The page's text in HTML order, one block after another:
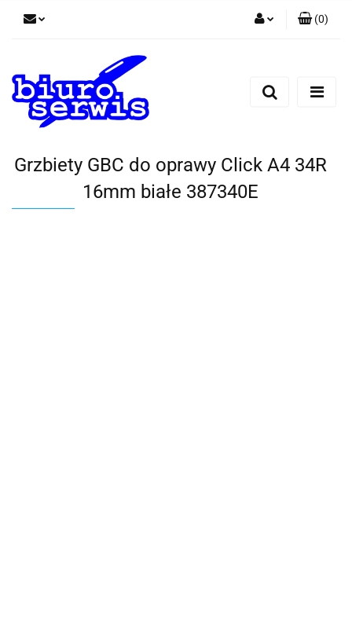
Zarejestruj się
(0)
Grzbiety GBC do oprawy Click A4 34R
16mm białe 387340E